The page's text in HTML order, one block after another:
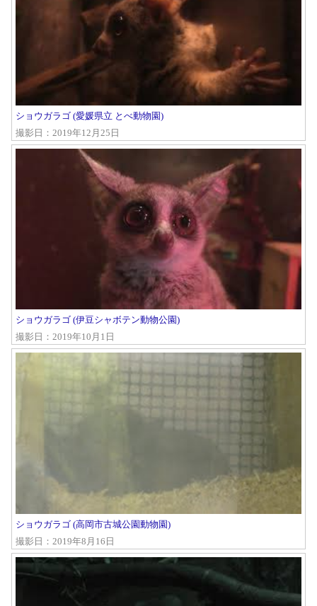
ショウガラゴ (愛媛県立 とべ動物園)
撮影日：2019年12月25日
ショウガラゴ (伊豆シャボテン動物公園)
撮影日：2019年10月1日
ショウガラゴ (高岡市古城公園動物園)
撮影日：2019年8月16日